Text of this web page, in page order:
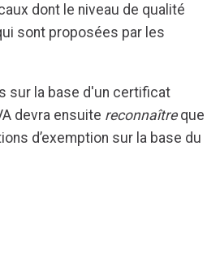
dont le niveau de qualité
sont proposées par les
sur la base d'un certificat
devra ensuite reconnaîtreque
d’exemption sur la base du